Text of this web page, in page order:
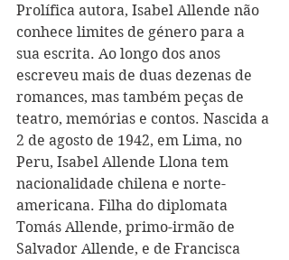
Prolífica autora, Isabel Allende não
conhece limites de género para a
sua escrita. Ao longo dos anos
escreveu mais de duas dezenas de
romances, mas também peças de
teatro, memórias e contos. Nascida a
2 de agosto de 1942, em Lima, no
Peru, Isabel Allende Llona tem
nacionalidade chilena e norte-
americana. Filha do diplomata
Tomás Allende, primo-irmão de
Salvador Allende, e de Francisca